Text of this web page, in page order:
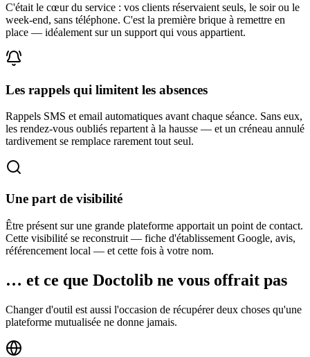
C'était le cœur du service : vos clients réservaient seuls, le soir ou le
week-end, sans téléphone. C'est la première brique à remettre en
place — idéalement sur un support qui vous appartient.
Les rappels qui limitent les absences
Rappels SMS et email automatiques avant chaque séance. Sans eux,
les rendez-vous oubliés repartent à la hausse — et un créneau annulé
tardivement se remplace rarement tout seul.
Une part de visibilité
Être présent sur une grande plateforme apportait un point de contact.
Cette visibilité se reconstruit — fiche d'établissement Google, avis,
référencement local — et cette fois à votre nom.
… et ce que Doctolib ne vous offrait pas
Changer d'outil est aussi l'occasion de récupérer deux choses qu'une
plateforme mutualisée ne donne jamais.